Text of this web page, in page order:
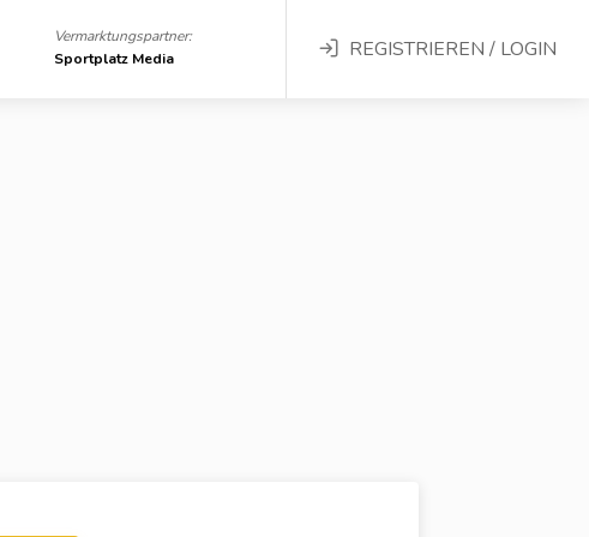
Vermarktungspartner:
Sportplatz Media
REGISTRIEREN / LOGIN